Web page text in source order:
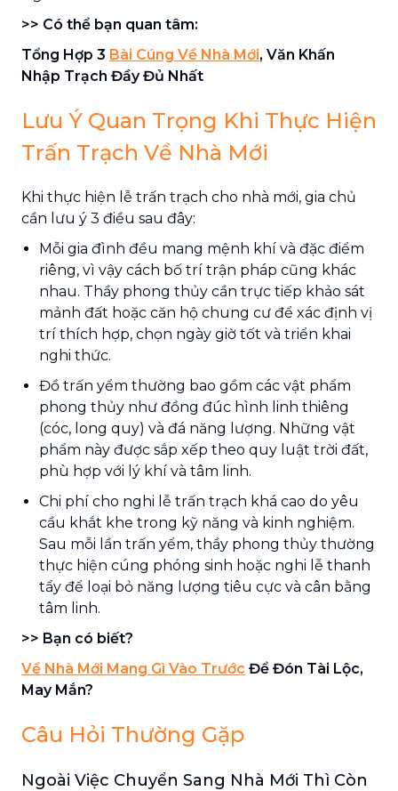
>> Có thể bạn quan tâm:
Tổng Hợp 3 Bài Cúng Về Nhà Mới, Văn Khấn
Nhập Trạch Đầy Đủ Nhất
Lưu Ý Quan Trọng Khi Thực Hiện
Trấn Trạch Về Nhà Mới
Khi thực hiện lễ trấn trạch cho nhà mới, gia chủ
cần lưu ý 3 điều sau đây:
Mỗi gia đình đều mang mệnh khí và đặc điểm
riêng, vì vậy cách bố trí trận pháp cũng khác
nhau. Thầy phong thủy cần trực tiếp khảo sát
mảnh đất hoặc căn hộ chung cư để xác định vị
trí thích hợp, chọn ngày giờ tốt và triển khai
nghi thức.
Đồ trấn yểm thường bao gồm các vật phẩm
phong thủy như đồng đúc hình linh thiêng
(cóc, long quy) và đá năng lượng. Những vật
phẩm này được sắp xếp theo quy luật trời đất,
phù hợp với lý khí và tâm linh.
Chi phí cho nghi lễ trấn trạch khá cao do yêu
cầu khắt khe trong kỹ năng và kinh nghiệm.
Sau mỗi lần trấn yểm, thầy phong thủy thường
thực hiện cúng phóng sinh hoặc nghi lễ thanh
tẩy để loại bỏ năng lượng tiêu cực và cân bằng
tâm linh.
>> Bạn có biết?
Về Nhà Mới Mang Gì Vào Trước Để Đón Tài Lộc,
May Mắn?
Câu Hỏi Thường Gặp
Ngoài Việc Chuyển Sang Nhà Mới Thì Còn